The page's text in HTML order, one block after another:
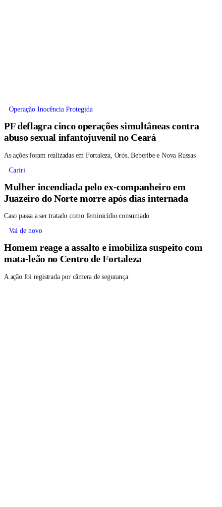
Operação Inocência Protegida
PF deflagra cinco operações simultâneas contra
abuso sexual infantojuvenil no Ceará
As ações foram realizadas em Fortaleza, Orós, Beberibe e Nova Russas
Cariri
Mulher incendiada pelo ex-companheiro em
Juazeiro do Norte morre após dias internada
Caso passa a ser tratado como feminicídio consumado
Vai de novo
Homem reage a assalto e imobiliza suspeito com
mata-leão no Centro de Fortaleza
A ação foi registrada por câmera de segurança